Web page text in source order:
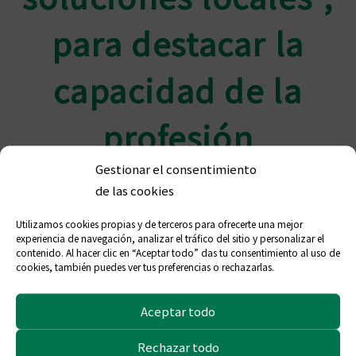
Gestionar el consentimiento
de las cookies
Utilizamos cookies propias y de terceros para ofrecerte una mejor
experiencia de navegación, analizar el tráfico del sitio y personalizar el
contenido. Al hacer clic en “Aceptar todo” das tu consentimiento al uso de
cookies, también puedes ver tus preferencias o rechazarlas.
Aceptar todo
Rechazar todo
para destacar la
capacidad de la
profesión
farmacéutica de
fortalecer los
sistemas sanitarios
Los farmacéuticos estamos esta semana inmersos en los